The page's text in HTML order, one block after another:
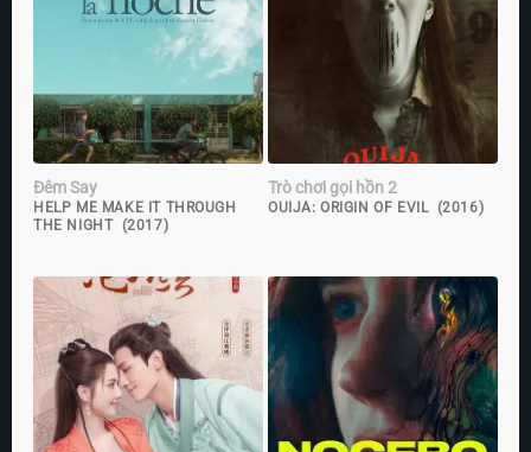
Đêm Say
HELP ME MAKE IT THROUGH
THE NIGHT (2017)
Trò chơi gọi hồn 2
OUIJA: ORIGIN OF EVIL (2016)